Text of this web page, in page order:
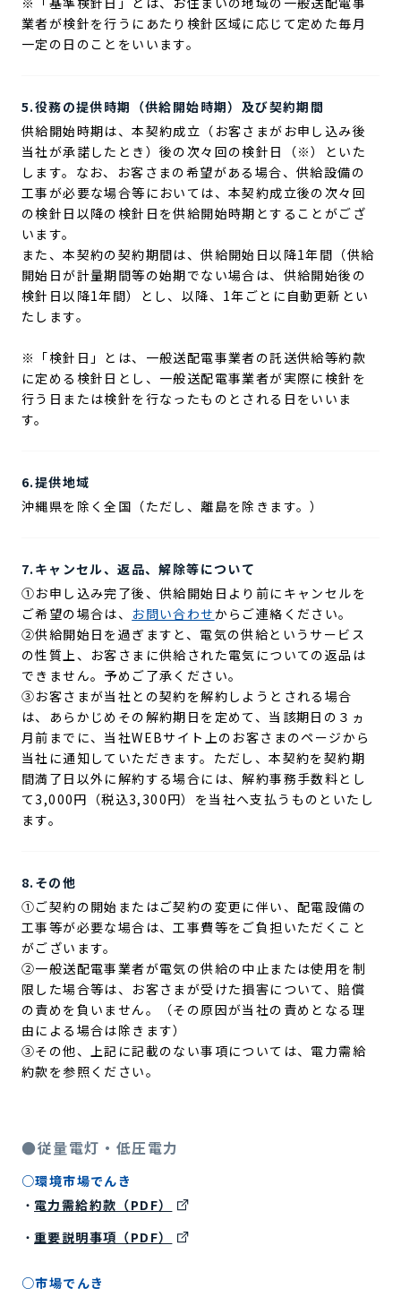
業者が検針を行うにあたり検針区域に応じて定めた毎月
一定の日のことをいいます。
5.役務の提供時期 （供給開始時期）及び契約期間
供給開始時期は、本契約成立（お客さまがお申し込み後
当社が承諾したとき）後の次々回の検針日（※）といた
します。なお、お客さまの希望がある場合、供給設備の
工事が必要な場合等においては、本契約成立後の次々回
の検針日以降の検針日を供給開始時期とすることがござ
います。
また、本契約の契約期間は、供給開始日以降1年間（供給
開始日が計量期間等の始期でない場合は、供給開始後の
検針日以降1年間）とし、以降、1年ごとに自動更新とい
たします。
※「検針日」とは、一般送配電事業者の託送供給等約款
に定める検針日とし、一般送配電事業者が実際に検針を
行う日または検針を行なったものとされる日をいいま
す。
6.提供地域
沖縄県を除く全国（ただし、離島を除きます。）
7.キャンセル、返品、解除等について
①お申し込み完了後、供給開始日より前にキャンセルを
ご希望の場合は、 お問い合わせからご連絡ください。
②供給開始日を過ぎますと、電気の供給というサービス
の性質上、お客さまに供給された電気についての返品は
できません。予めご了承ください。
③お客さまが当社との契約を解約しようとされる場合
は、あらかじめその解約期日を定めて、当該期日の３ヵ
月前までに、当社WEBサイト上のお客さまのページから
当社に通知していただきます。ただし、本契約を契約期
間満了日以外に解約する場合には、解約事務手数料とし
て3,000円（税込3,300円）を当社へ支払うものといたし
ます。
8.その他
①ご契約の開始またはご契約の変更に伴い、配電設備の
工事等が必要な場合は、工事費等をご負担いただくこと
がございます。
②一般送配電事業者が電気の供給の中止または使用を制
限した場合等は、お客さまが受けた損害について、賠償
の責めを負いません。（その原因が当社の責めとなる理
由による場合は除きます）
➂その他、上記に記載のない事項については、電力需給
約款を参照ください。
●従量電灯・低圧電力
○環境市場でんき
・ 電力需給約款（PDF）
・ 重要説明事項（PDF）
○市場でんき